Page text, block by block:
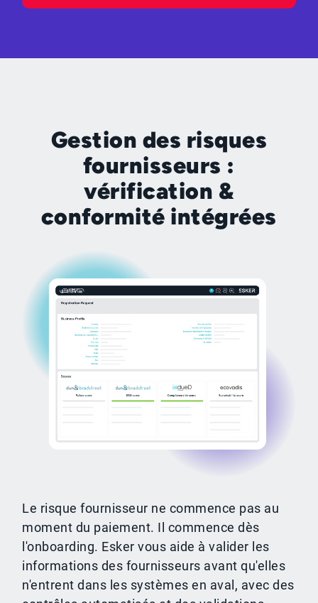
Gestion des risques
fournisseurs :
vérification &
conformité intégrées
Le risque fournisseur ne commence pas au
moment du paiement. Il commence dès
l'onboarding. Esker vous aide à valider les
informations des fournisseurs avant qu'elles
n'entrent dans les systèmes en aval, avec des